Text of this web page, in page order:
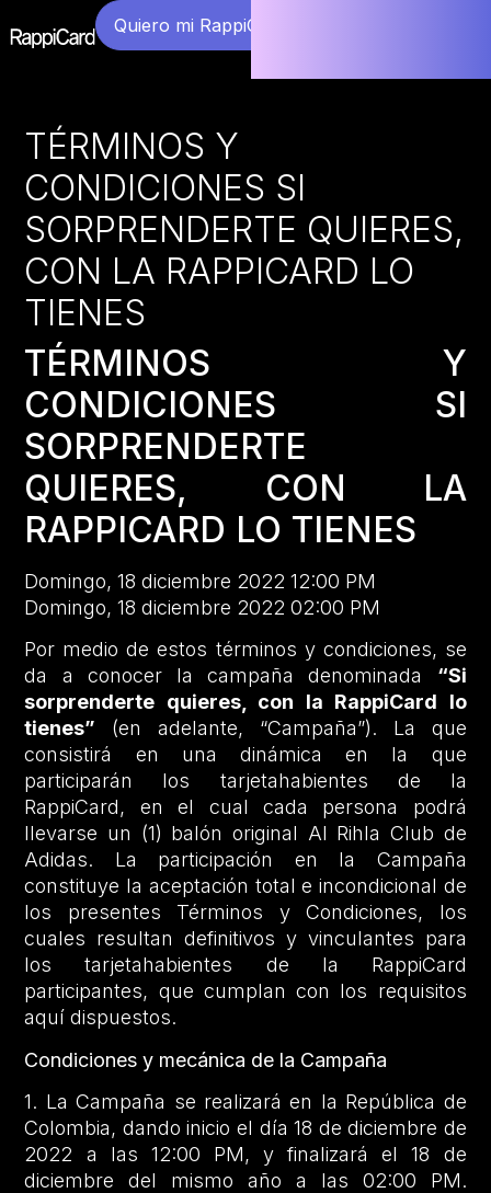
Quiero mi RappiCard
TÉRMINOS Y
CONDICIONES SI
SORPRENDERTE QUIERES,
CON LA RAPPICARD LO
TIENES
TÉRMINOS Y
CONDICIONES SI
SORPRENDERTE
QUIERES, CON LA
RAPPICARD LO TIENES
Domingo, 18 diciembre 2022 12:00 PM
Domingo, 18 diciembre 2022 02:00 PM
Por medio de estos términos y condiciones, se
da a conocer la campaña denominada “Si
sorprenderte quieres, con la RappiCard lo
tienes” (en adelante, “Campaña”). La que
consistirá en una dinámica en la que
participarán los tarjetahabientes de la
RappiCard, en el cual cada persona podrá
llevarse un (1) balón original Al Rihla Club de
Adidas. La participación en la Campaña
constituye la aceptación total e incondicional de
los presentes Términos y Condiciones, los
cuales resultan definitivos y vinculantes para
los tarjetahabientes de la RappiCard
participantes, que cumplan con los requisitos
aquí dispuestos.
Condiciones y mecánica de la Campaña
1. La Campaña se realizará en la República de
Colombia, dando inicio el día 18 de diciembre de
2022 a las 12:00 PM, y finalizará el 18 de
diciembre del mismo año a las 02:00 PM.